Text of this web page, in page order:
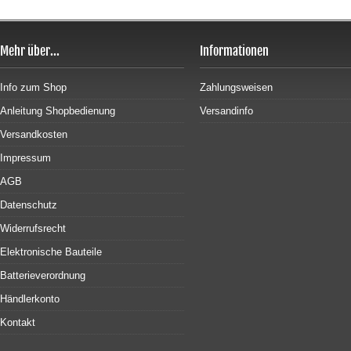
Mehr über...
Info zum Shop
Anleitung Shopbedienung
Versandkosten
Impressum
AGB
Datenschutz
Widerrufsrecht
Elektronische Bauteile
Batterieverordnung
Händlerkonto
Kontakt
Informationen
Zahlungsweisen
Versandinfo